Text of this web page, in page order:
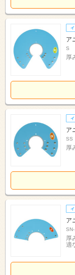
ア
S
厚
ア
SS
厚
ア
SN-
厚
適